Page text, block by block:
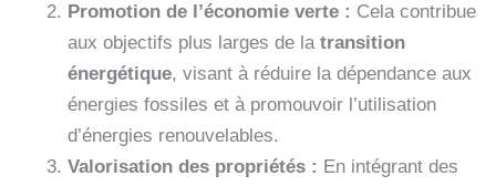
Promotion de l’économie verte : Cela contribue
aux objectifs plus larges de la transition
énergétique, visant à réduire la dépendance aux
énergies fossiles et à promouvoir l’utilisation
d’énergies renouvelables.
Valorisation des propriétés : En intégrant des